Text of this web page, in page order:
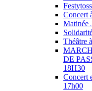
Concert
Matinée
Théâtre
DE
18H30
Concert
17h00